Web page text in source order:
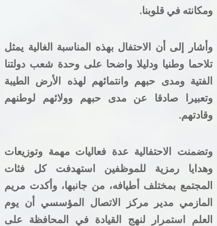
ومكانته في قلوبنا.
وأشار إلى أن الاحتفال بهذه المناسبة الغالية يمثل
تلاحما وطنيا ودليلا واضحا على وحدة شعب دولتنا
الفتية ومدى حبهم وانتمائهم لهذه الأرض الطيبة
وتعبيرا صادقا عن مدى حبهم وولائهم لوطنهم
وقادتهم.
وتضمنت الاحتفالية عدة فعاليات مهمة وتوزيعات
وهدايا رمزية للموظفين استهدفت كل فئات
المجتمع بمختلف أطيافه، من جانبها، وأكدت مريم
المازمي مدير مركز الاتصال المؤسسي أن يوم
العلم استمرار لنهج القيادة في المحافظة على